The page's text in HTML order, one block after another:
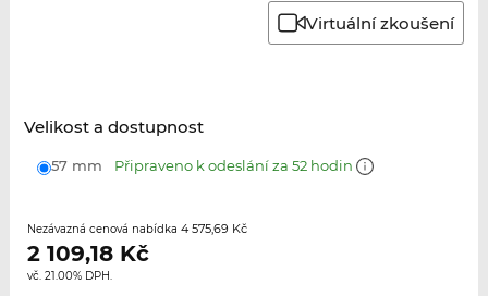
Virtuální zkoušení
Velikost a dostupnost
57 mm Připraveno k odeslání za 52 hodin
Nezávazná cenová nabídka 4 575,69 Kč
2 109,18Kč
vč. 21.00% DPH.